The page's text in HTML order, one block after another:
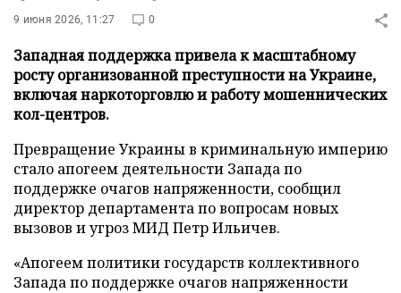
9 июня 2026, 11:27 0
Западная поддержка привела к масштабному
росту организованной преступности на Украине,
включая наркоторговлю и работу мошеннических
кол-центров.
Превращение Украины в криминальную империю
стало апогеем деятельности Запада по
поддержке очагов напряженности, сообщил
директор департамента по вопросам новых
вызовов и угроз МИД Петр Ильичев.
«Апогеем политики государств коллективного
Запада по поддержке очагов напряженности